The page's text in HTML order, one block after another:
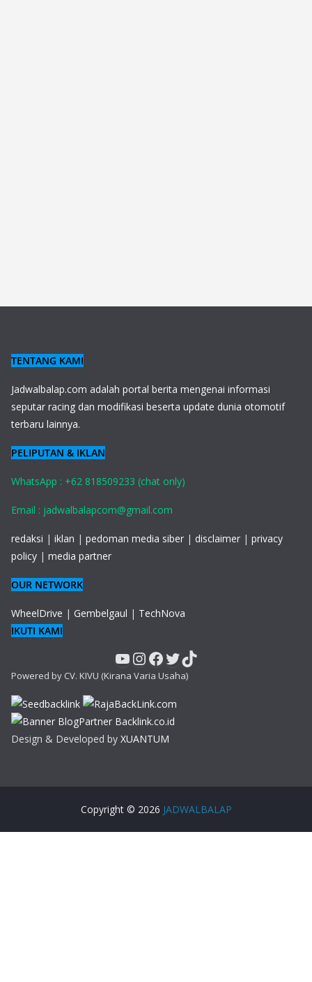
TENTANG KAMI
Jadwalbalap.com adalah portal berita mengenai informasi
seputar racing dan modifikasi beserta update dunia otomotif
terbaru lainnya.
PELIPUTAN & IKLAN
WhatsApp : +62 818509233 (chat only)
Email : jadwalbalapcom@gmail.com
redaksi | iklan | pedoman media siber | disclaimer | privacy
policy | media partner
OUR NETWORK
WheelDrive | Gembelgaul | TechNova
IKUTI KAMI
YouTube
Instagram
Facebook
Twitter
TikTok
Powered by CV. KIVU (Kirana Varia Usaha)
Design & Developed by XUANTUM
Copyright © 2026 JADWALBALAP